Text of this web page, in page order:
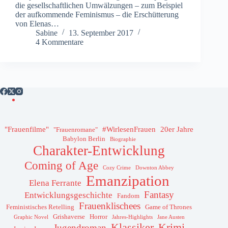
die gesellschaftlichen Umwälzungen – zum Beispiel
der aufkommende Feminismus – die Erschütterung
von Elenas…
Sabine
13. September 2017
4 Kommentare
"Frauenfilme" "Frauenromane" #WirlesenFrauen 20er Jahre
Babylon Berlin Biographie
Charakter-Entwicklung
Coming of Age Cozy Crime Downton Abbey
Elena Ferrante Emanzipation
Entwicklungsgeschichte Fandom Fantasy
Feministisches Retelling Frauenklischees Game of Thrones
Graphic Novel Grishaverse Horror Jahres-Highlights Jane Austen